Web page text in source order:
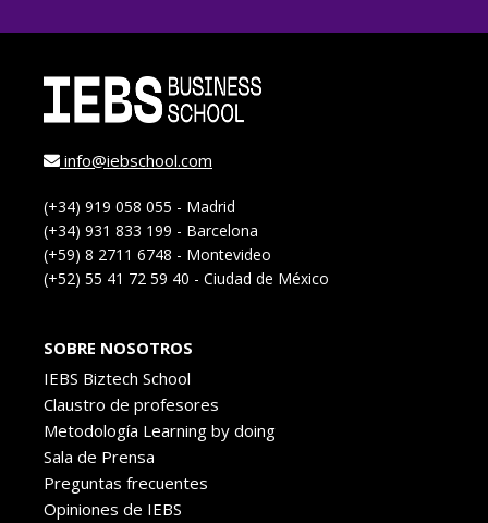
info@iebschool.com
(+34) 919 058 055 - Madrid
(+34) 931 833 199 - Barcelona
(+59) 8 2711 6748 - Montevideo
(+52) 55 41 72 59 40 - Ciudad de México
SOBRE NOSOTROS
IEBS Biztech School
Claustro de profesores
Metodología Learning by doing
Sala de Prensa
Preguntas frecuentes
Opiniones de IEBS